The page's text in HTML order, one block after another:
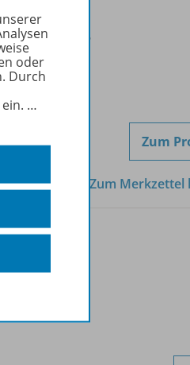
3-14-125103-6
Zum
Zum Merkzettel
oder
Durch
…